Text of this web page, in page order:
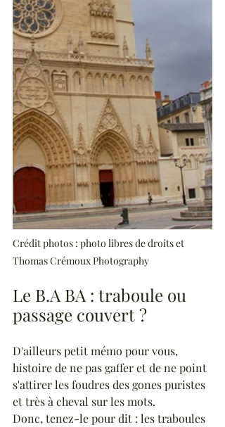
Crédit photos : photo libres de droits et
Thomas Crémoux Photography
Le B.A BA : traboule ou
passage couvert ?
D'ailleurs petit mémo pour vous,
histoire de ne pas gaffer et de ne point
s'attirer les foudres des gones puristes
et très à cheval sur les mots.
Donc, tenez-le pour dit : les traboules